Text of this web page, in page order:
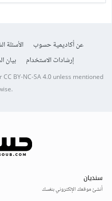
عن أكاديمية حسوب الأسئلة
إرشادات الاستخدام
بيان
CC BY-NC-SA 4.0unless mentioned